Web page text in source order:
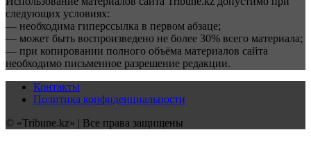
следующих условиях:
— необходима гиперссылка в первом абзаце;
— может быть воспроизведено не более 30% всего материала;
— при копировании полного объёма материалов сайта
необходимо письменное разрешение редакции.
Контакты
Политика конфиденциальности
© «Tribune.kz» | Все права защищены